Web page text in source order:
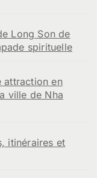
Long Son de
spirituelle
attraction en
ville de Nha
itinéraires et